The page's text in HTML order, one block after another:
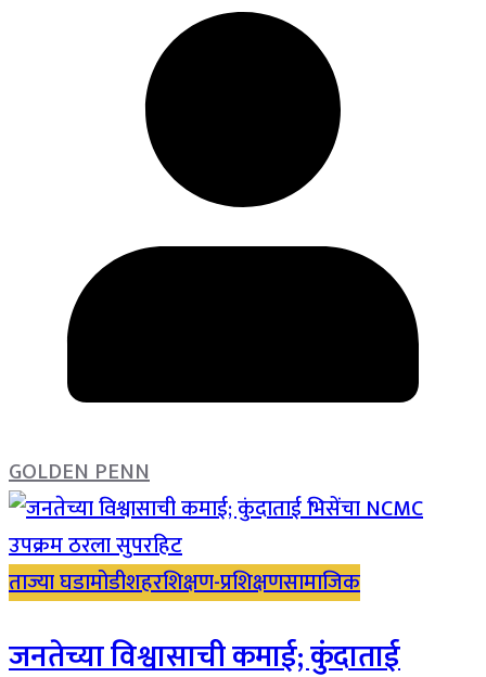
GOLDEN PENN
ताज्या घडामोडीशहरशिक्षण-प्रशिक्षणसामाजिक
जनतेच्या विश्वासाची कमाई; कुंदाताई